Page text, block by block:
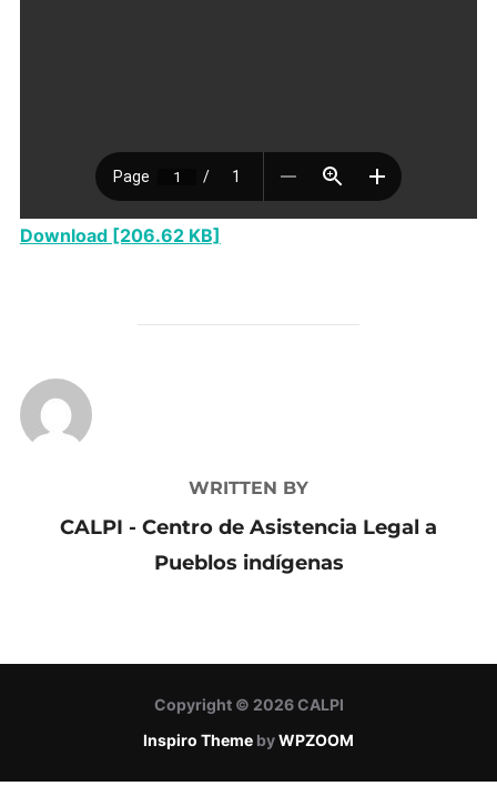
Download [206.62 KB]
WRITTEN BY
CALPI - Centro de Asistencia Legal a
Pueblos indígenas
Copyright © 2026 CALPI
Inspiro Theme byWPZOOM